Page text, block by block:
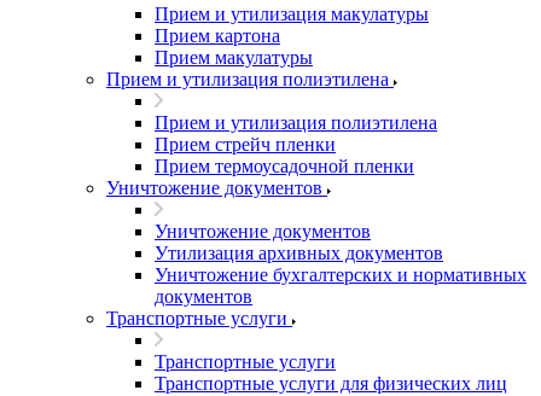
Прием и утилизация макулатуры
Прием картона
Прием макулатуры
Прием и утилизация полиэтилена
Прием и утилизация полиэтилена
Прием стрейч пленки
Прием термоусадочной пленки
Уничтожение документов
Уничтожение документов
Утилизация архивных документов
Уничтожение бухгалтерских и нормативных
документов
Транспортные услуги
Транспортные услуги
Транспортные услуги для физических лиц